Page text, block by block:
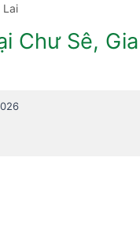
Lai
Chư Sê,